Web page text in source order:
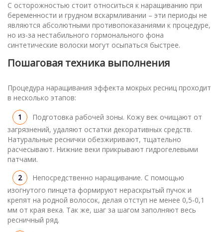
С осторожностью стоит относиться к наращиванию при
беременности и грудном вскармливании – эти периоды не
являются абсолютными противопоказаниями к процедуре,
но из-за нестабильного гормонального фона
синтетические волоски могут осыпаться быстрее.
Пошаговая техника выполнения
Процедура наращивания эффекта мокрых ресниц проходит
в несколько этапов:
Подготовка рабочей зоны. Кожу век очищают от
загрязнений, удаляют остатки декоративных средств.
Натуральные реснички обезжиривают, тщательно
расчесывают. Нижние веки прикрывают гидрогелевыми
патчами.
Непосредственно наращивание. С помощью
изогнутого пинцета формируют нераскрытый пучок и
крепят на родной волосок, делая отступ не менее 0,5-0,1
мм от края века. Так же, шаг за шагом заполняют весь
ресничный ряд.